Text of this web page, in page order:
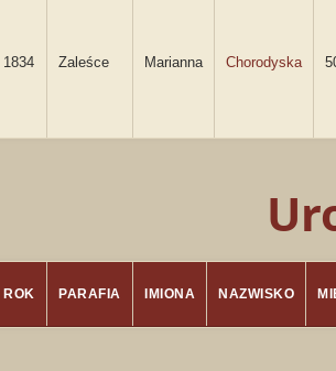
1834 Zaleśce Marianna Chorodyska
ROK PARAFIA IMIONA NAZWISKO